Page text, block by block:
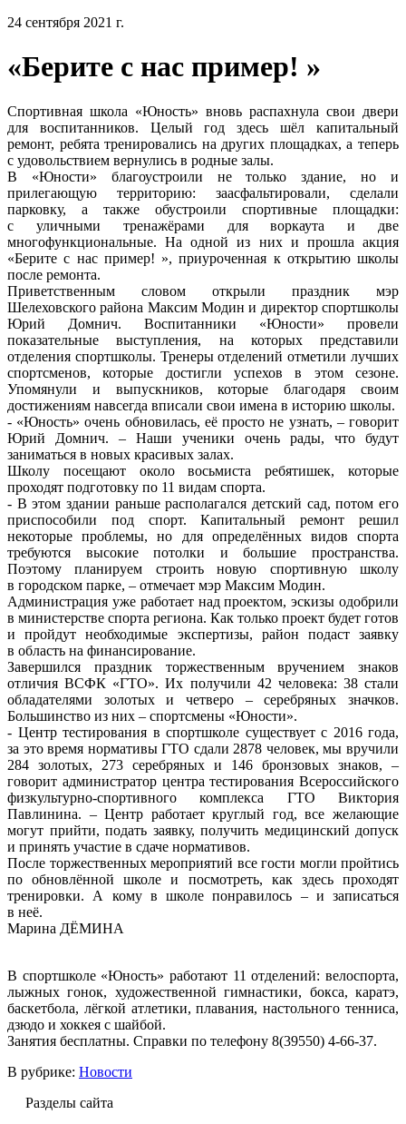
24 сентября 2021 г.
«Берите с нас пример! »
Спортивная школа «Юность» вновь распахнула свои двери
для воспитанников. Целый год здесь шёл капитальный
ремонт, ребята тренировались на других площадках, а теперь
с удовольствием вернулись в родные залы.
В «Юности» благоустроили не только здание, но и
прилегающую территорию: заасфальтировали, сделали
парковку, а также обустроили спортивные площадки:
с уличными тренажёрами для воркаута и две
многофункциональные. На одной из них и прошла акция
«Берите с нас пример! », приуроченная к открытию школы
после ремонта.
Приветственным словом открыли праздник мэр
Шелеховского района Максим Модин и директор спортшколы
Юрий Домнич. Воспитанники «Юности» провели
показательные выступления, на которых представили
отделения спортшколы. Тренеры отделений отметили лучших
спортсменов, которые достигли успехов в этом сезоне.
Упомянули и выпускников, которые благодаря своим
достижениям навсегда вписали свои имена в историю школы.
- «Юность» очень обновилась, её просто не узнать, – говорит
Юрий Домнич. – Наши ученики очень рады, что будут
заниматься в новых красивых залах.
Школу посещают около восьмиста ребятишек, которые
проходят подготовку по 11 видам спорта.
- В этом здании раньше располагался детский сад, потом его
приспособили под спорт. Капитальный ремонт решил
некоторые проблемы, но для определённых видов спорта
требуются высокие потолки и большие пространства.
Поэтому планируем строить новую спортивную школу
в городском парке, – отмечает мэр Максим Модин.
Администрация уже работает над проектом, эскизы одобрили
в министерстве спорта региона. Как только проект будет готов
и пройдут необходимые экспертизы, район подаст заявку
в область на финансирование.
Завершился праздник торжественным вручением знаков
отличия ВСФК «ГТО». Их получили 42 человека: 38 стали
обладателями золотых и четверо – серебряных значков.
Большинство из них – спортсмены «Юности».
- Центр тестирования в спортшколе существует с 2016 года,
за это время нормативы ГТО сдали 2878 человек, мы вручили
284 золотых, 273 серебряных и 146 бронзовых знаков, –
говорит администратор центра тестирования Всероссийского
физкультурно-спортивного комплекса ГТО Виктория
Павлинина. – Центр работает круглый год, все желающие
могут прийти, подать заявку, получить медицинский допуск
и принять участие в сдаче нормативов.
После торжественных мероприятий все гости могли пройтись
по обновлённой школе и посмотреть, как здесь проходят
тренировки. А кому в школе понравилось – и записаться
в неё.
Марина ДЁМИНА
В спортшколе «Юность» работают 11 отделений: велоспорта,
лыжных гонок, художественной гимнастики, бокса, каратэ,
баскетбола, лёгкой атлетики, плавания, настольного тенниса,
дзюдо и хоккея с шайбой.
Занятия бесплатны. Справки по телефону 8(39550) 4-66-37.
В рубрике: Новости
Разделы сайта